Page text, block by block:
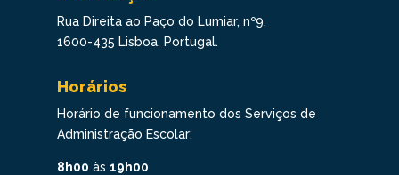
Rua Direita ao Paço do Lumiar, nº9,
1600-435 Lisboa, Portugal.
Horários
Horário de funcionamento dos Serviços de
Administração Escolar:
8h00 às 19h00